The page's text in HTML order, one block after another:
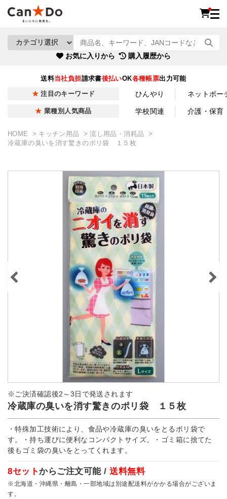
お気に入りから 購入履歴から
送料当社負担請求書後払いOK各種帳票出力可能
注目のキーワード ひんやり ネットポー
業種別人気商品 学校関連 介護・保育
HOME キッチン用品
流し用品・消耗品
冷蔵庫の臭いを消す驚きのポリ袋 １５枚
※ご決済確認後2～3日で発送されます
冷蔵庫の臭いを消す驚きのポリ袋 １５枚
・特殊加工技術により、食品や冷蔵庫の臭いをとるポリ袋で
す。・持ち運びに便利なコンパクトサイズ。・ゴミ箱に捨てた
後もゴミ袋の臭いをとってくれます。
8セットからご注文可能 /送料無料
※北海道・沖縄県・離島・一部地域は別途配送料がかかる場合がございま
す。